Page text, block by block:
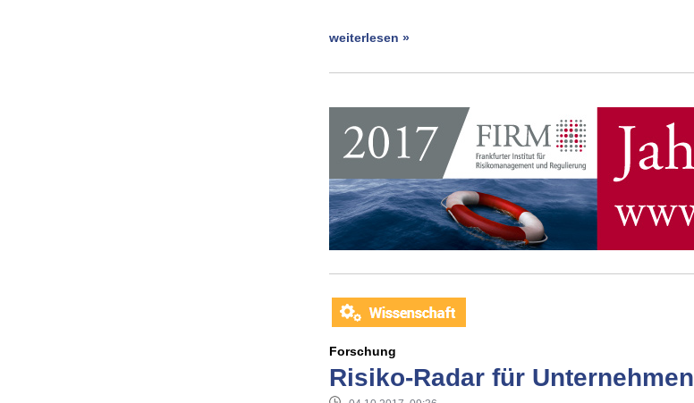
weiterlesen »
Forschung
Risiko-Radar für Unternehmen